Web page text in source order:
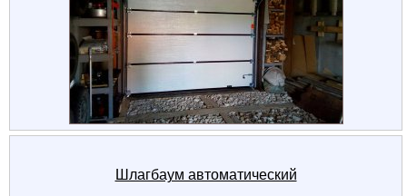
Шлагбаум автоматический